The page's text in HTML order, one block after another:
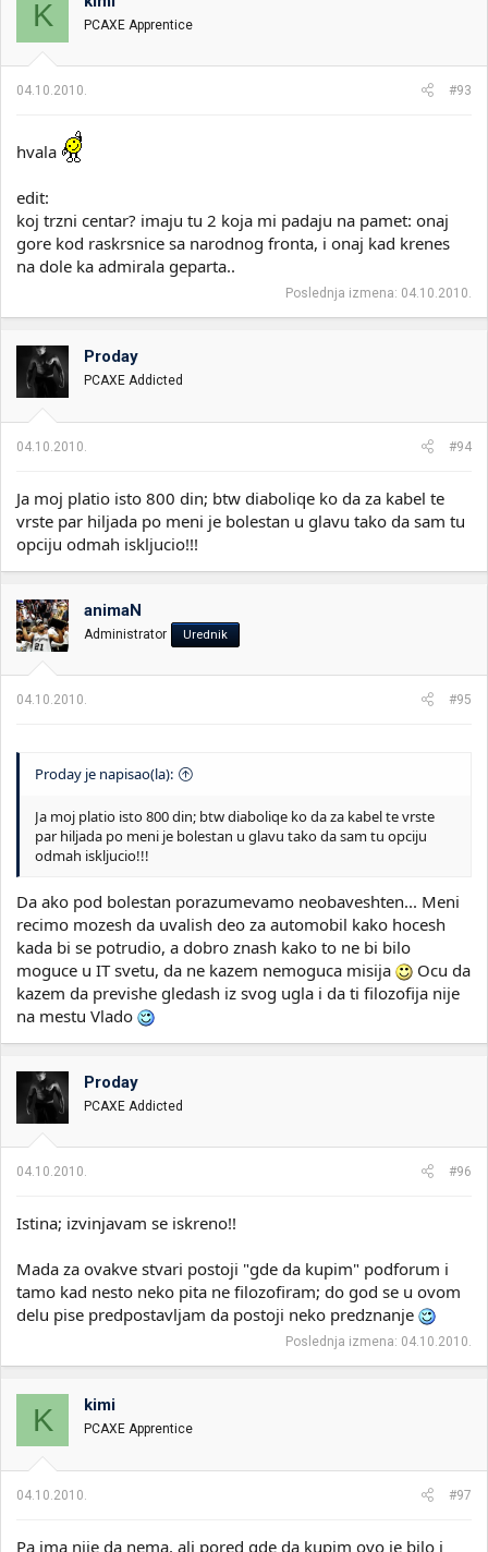
K PCAXE Apprentice
04.10.2010. #93
hvala
edit:
koj trzni centar? imaju tu 2 koja mi padaju na pamet: onaj
gore kod raskrsnice sa narodnog fronta, i onaj kad krenes
na dole ka admirala geparta..
Poslednja izmena: 04.10.2010.
Proday
PCAXE Addicted
04.10.2010. #94
Ja moj platio isto 800 din; btw diaboliqe ko da za kabel te
vrste par hiljada po meni je bolestan u glavu tako da sam tu
opciju odmah iskljucio!!!
animaN
Administrator Urednik
04.10.2010. #95
Proday je napisao(la):
Ja moj platio isto 800 din; btw diaboliqe ko da za kabel te vrste
par hiljada po meni je bolestan u glavu tako da sam tu opciju
odmah iskljucio!!!
Da ako pod bolestan porazumevamo neobaveshten... Meni
recimo mozesh da uvalish deo za automobil kako hocesh
kada bi se potrudio, a dobro znash kako to ne bi bilo
moguce u IT svetu, da ne kazem nemoguca misija
Ocu da
kazem da previshe gledash iz svog ugla i da ti filozofija nije
na mestu Vlado
Proday
PCAXE Addicted
04.10.2010. #96
Istina; izvinjavam se iskreno!!
Mada za ovakve stvari postoji "gde da kupim" podforum i
tamo kad nesto neko pita ne filozofiram; do god se u ovom
delu pise predpostavljam da postoji neko predznanje
Poslednja izmena: 04.10.2010.
K kimi
PCAXE Apprentice
04.10.2010. #97
Pa ima nije da nema, ali pored gde da kupim ovo je bilo i